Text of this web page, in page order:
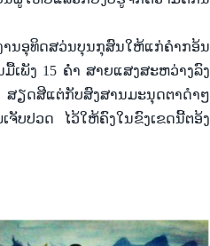
ານອຸທິດສວ່ນບຸນກຸສົນໃຫ້ແກ່ຄຳກອ້ນ
ມື້ເພັງ 15 ຄໍ່າ ສາຍແສງສະຫວ່າງລົງ
ຽດສີແຕ່ກັບສົງສານມະນຸດຕາດຳໆ
ເຈັບປວດ ໄວ້ໃຫ້ຄົງໃນຂົງເຂດນີ້ຕອ້ງ